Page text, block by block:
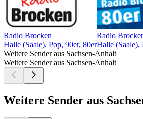
Radio Brocken
Halle (Saale), Pop, 90er, 80er
Radio
Halle (Saale),
Weitere Sender aus Sachsen-Anhalt
Weitere Sender aus Sachsen-Anhalt
Weitere Sender aus